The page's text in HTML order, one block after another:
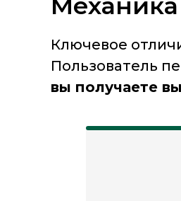
Ключевое
Пользователь
вы получаете